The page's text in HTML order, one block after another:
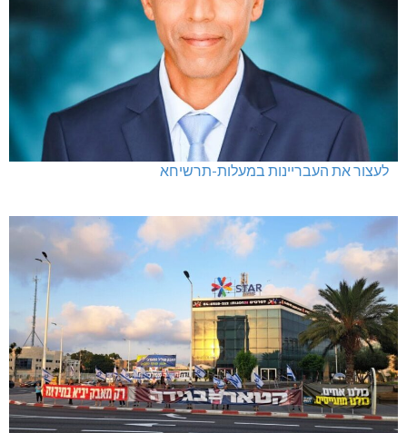
לעצור את העבריינות במעלות-תרשיחא